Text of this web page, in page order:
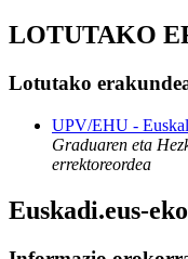
LOTUTAKO
Lotutako
UPV/EHU -
Graduaren eta
errektoreordea
Euskadi.eus-